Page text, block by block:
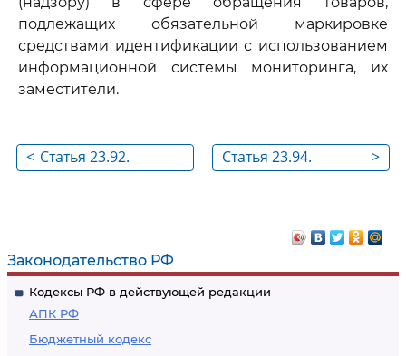
Законодательство РФ
Кодексы РФ в действующей редакции
АПК РФ
Бюджетный кодекс
подлежащих обязательной маркировке
средствами идентификации с использованием
информационной системы мониторинга, их
заместители.
< Статья 23.92.
осуществляющий
федеральный
государственный
контроль (надзор) за
деятельностью
>
Статья 23.94.
осуществляющий
федеральный
государственный